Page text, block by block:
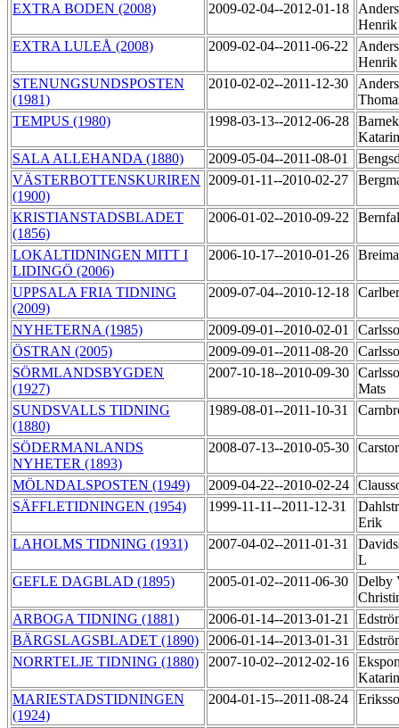
EXTRA BODEN (2008)
2009-02-04--2012-01-18
EXTRA LULEÅ (2008)
2009-02-04--2011-06-22
STENUNGSUNDSPOSTEN
(1981)
2010-02-02--2011-12-30
TEMPUS (1980)
1998-03-13--2012-06-28
SALA ALLEHANDA (1880)
2009-05-04--2011-08-01
VÄSTERBOTTENSKURIREN
(1900)
2009-01-11--2010-02-27
KRISTIANSTADSBLADET
(1856)
2006-01-02--2010-09-22
LOKALTIDNINGEN MITT I
LIDINGÖ (2006)
2006-10-17--2010-01-26
UPPSALA FRIA TIDNING
(2009)
2009-07-04--2010-12-18
NYHETERNA (1985) 2009-09-01--2010-02-01
ÖSTRAN (2005)
2009-09-01--2011-08-20
SÖRMLANDSBYGDEN
(1927)
2007-10-18--2010-09-30
Mats
SUNDSVALLS TIDNING
(1880)
1989-08-01--2011-10-31
SÖDERMANLANDS
NYHETER (1893)
2008-07-13--2010-05-30
MÖLNDALSPOSTEN (1949) 2009-04-22--2010-02-24
SÄFFLETIDNINGEN (1954)
1999-11-11--2011-12-31
Erik
LAHOLMS TIDNING (1931)
2007-04-02--2011-01-31
L
GEFLE DAGBLAD (1895)
2005-01-02--2011-06-30
Delby
ARBOGA TIDNING (1881)
2006-01-14--2013-01-21
BÄRGSLAGSBLADET (1890)
2006-01-14--2013-01-31
NORRTELJE TIDNING (1880)
2007-10-02--2012-02-16
MARIESTADSTIDNINGEN
(1924)
2004-01-15--2011-08-24